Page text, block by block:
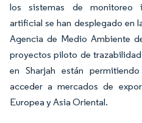
los sistemas de monitoreo
artificial se han desplegado en
Agencia de Medio Ambiente
proyectos piloto de
en Sharjah están
acceder a mercados de
Europea y Asia Oriental.